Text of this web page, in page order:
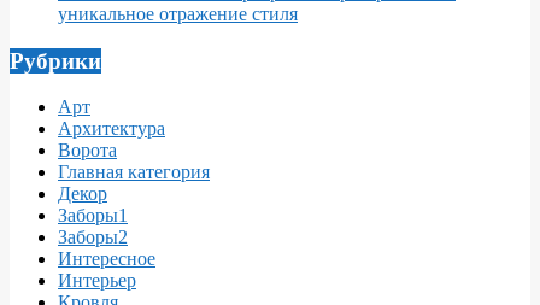
уникальное отражение стиля
Рубрики
Арт
Архитектура
Ворота
Главная категория
Декор
Заборы1
Заборы2
Интересное
Интерьер